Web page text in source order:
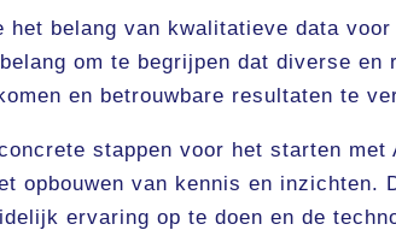
het belang van kwalitatieve data
om te begrijpen dat diverse en
en betrouwbare resultaten te
stappen voor het starten met
opbouwen van kennis en inzichten.
ervaring op te doen en de